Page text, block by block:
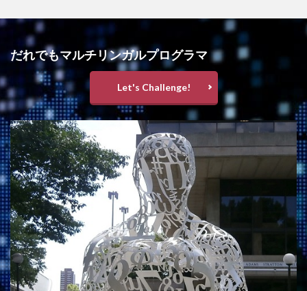
だれでもマルチリンガルプログラマ
Let's Challenge!